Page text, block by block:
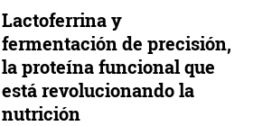
Lactoferrina y
fermentación de precisión,
la proteína funcional que
está revolucionando la
nutrición